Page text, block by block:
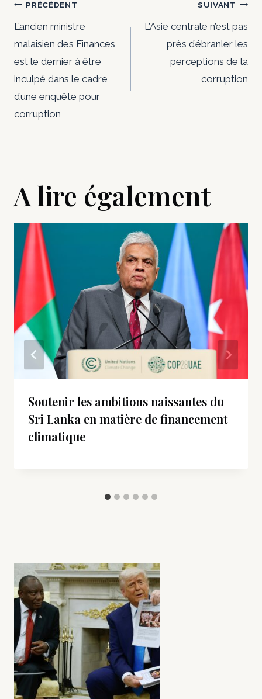
Navigation
de
l’article
PRÉCÉDENT
L’ancien ministre
malaisien des Finances
est le dernier à être
inculpé dans le cadre
d’une enquête pour
corruption
SUIVANT
L’Asie centrale n’est pas
près d’ébranler les
perceptions de la
corruption
A lire également
Soutenir les ambitions naissantes du
Sri Lanka en matière de financement
climatique